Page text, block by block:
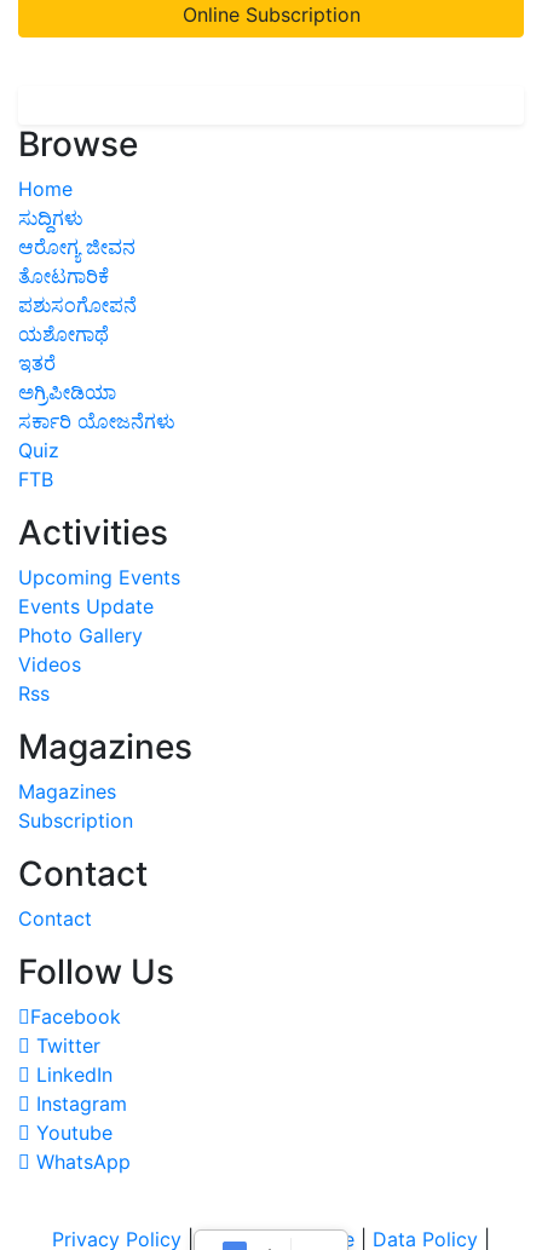
Online Subscription
Browse
Home
ಸುದ್ದಿಗಳು
ಆರೋಗ್ಯ ಜೀವನ
ತೋಟಗಾರಿಕೆ
ಪಶುಸಂಗೋಪನೆ
ಯಶೋಗಾಥೆ
ಇತರೆ
ಅಗ್ರಿಪೀಡಿಯಾ
ಸರ್ಕಾರಿ ಯೋಜನೆಗಳು
Quiz
FTB
Activities
Upcoming Events
Events Update
Photo Gallery
Videos
Rss
Magazines
Magazines
Subscription
Contact
Contact
Follow Us
Facebook
Twitter
LinkedIn
Instagram
Youtube
WhatsApp
Privacy Policy |Terms of Service Data Policy